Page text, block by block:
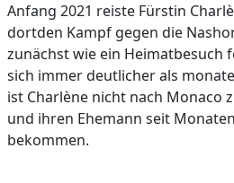
Anfang 2021 reiste Fürstin
dortden Kampf gegen die
zunächst wie ein
sich immer deutlicher als
ist Charlène nicht nach Monaco
und ihren Ehemann seit
bekommen.